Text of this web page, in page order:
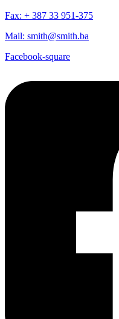
Fax: + 387 33 951-375
Mail: smith@smith.ba
Facebook-square